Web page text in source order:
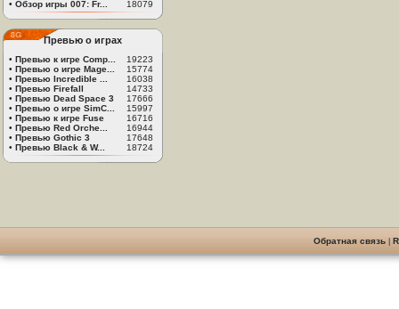
• Обзор игры 007: Fr... 18079
Превью о играх
• Превью к игре Comp...
19223
• Превью о игре Mage...
15774
• Превью Incredible ...
16038
• Превью Firefall
14733
• Превью Dead Space 3
17666
• Превью о игре SimC...
15997
• Превью к игре Fuse
16716
• Превью Red Orche...
16944
• Превью Gothic 3
17648
• Превью Black & W... 18724
Обратная связь